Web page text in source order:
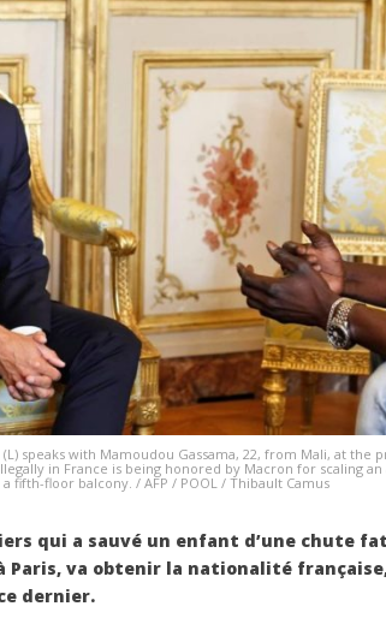
speaks with Mamoudou Gassama, 22, from Mali, at the
in France is being honored by Macron for scaling
fifth-floor balcony. / AFP / POOL / Thibault Camus
qui a sauvé un enfant d’une chute
Paris, va obtenir la nationalité
dernier.